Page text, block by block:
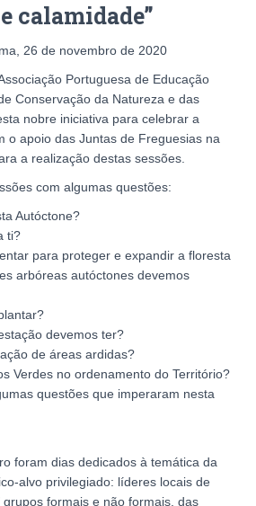
calamidade”
26 de novembro de 2020
Portuguesa de Educação
Conservação da Natureza e das
nobre iniciativa para celebrar a
o apoio das Juntas de Freguesias na
a realização destas sessões.
com algumas questões:
Autóctone?
ti?
para proteger e expandir a floresta
arbóreas autóctones devemos
devemos ter?
de áreas ardidas?
Verdes no ordenamento do Território?
questões que imperaram nesta
foram dias dedicados à temática da
alvo privilegiado: líderes locais de
formais e não formais, das